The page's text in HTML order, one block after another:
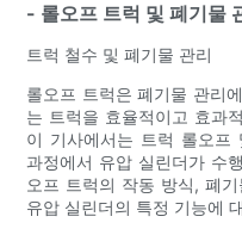
- 롤오프 트럭 및 폐기물
트럭 철수 및 폐기물 관리
롤오프 트럭은 폐기물 관리
는 트럭을 효율적이고 효과
이 기사에서는 트럭 롤오프
과정에서 유압 실린더가 수
오프 트럭의 작동 방식, 폐
유압 실린더의 특정 기능에